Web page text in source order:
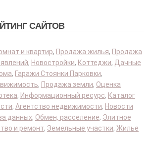
САЙТОВ
и квартир, Продажа жилья, Продажа
, Новостройки, Коттеджи, Дачные
, Гаражи Стоянки Парковки,
, Продажа земли, Оценка
, Информационный ресурс, Каталог
, Агентство недвижимости, Новости
данных, Обмен, расселение, Элитное
и ремонт, Земельные участки, Жилье